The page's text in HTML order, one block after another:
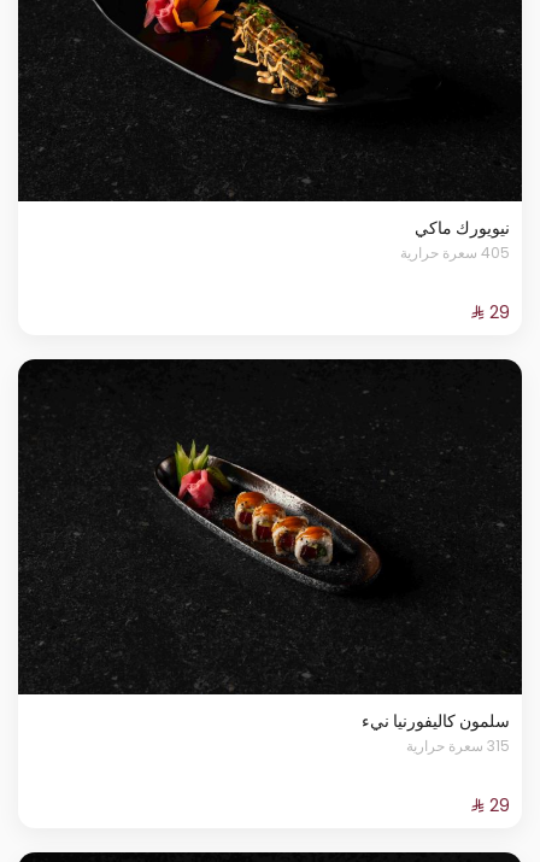
نيويورك ماكي
405 سعرة حرارية
سلمون كاليفورنيا نيء
315 سعرة حرارية